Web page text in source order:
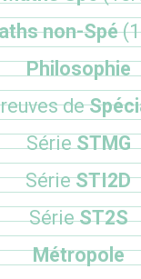
non-Spé
Philosophie
de
SérieSTMG
SérieSTI2D
SérieST2S
Métropole